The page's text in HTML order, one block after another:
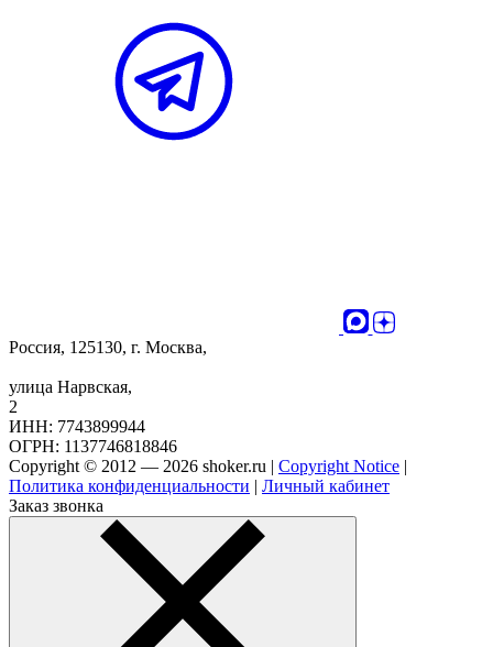
Россия, 125130, г. Москва,
улица Нарвская,
2
ИНН: 7743899944
ОГРН: 1137746818846
Copyright © 2012 — 2026 shoker.ru | Copyright Notice |
Политика конфиденциальности | Личный кабинет
Заказ звонка